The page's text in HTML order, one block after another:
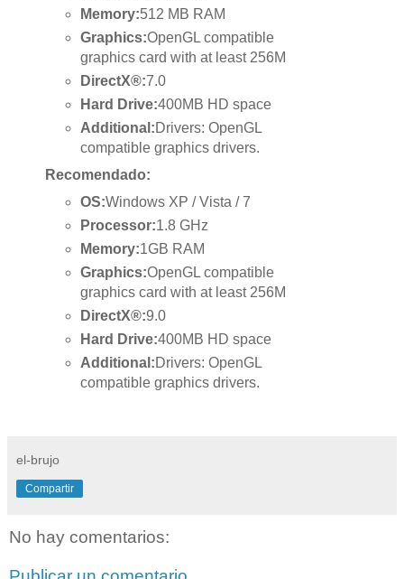
Memory:512 MB RAM
Graphics:OpenGL compatible
graphics card with at least 256M
DirectX®:7.0
Hard Drive:400MB HD space
Additional:Drivers: OpenGL
compatible graphics drivers.
Recomendado:
OS:Windows XP / Vista / 7
Processor:1.8 GHz
Memory:1GB RAM
Graphics:OpenGL compatible
graphics card with at least 256M
DirectX®:9.0
Hard Drive:400MB HD space
Additional:Drivers: OpenGL
compatible graphics drivers.
el-brujo
Compartir
No hay comentarios: